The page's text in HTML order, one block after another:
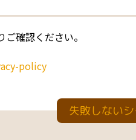
確認ください。
policy
失敗しないシ